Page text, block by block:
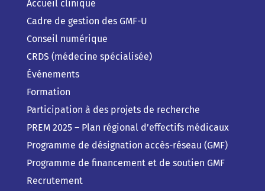
Accueil clinique
Cadre de gestion des GMF-U
Conseil numérique
CRDS (médecine spécialisée)
Événements
Formation
Participation à des projets de recherche
PREM 2025 – Plan régional d’effectifs médicaux
Programme de désignation accès-réseau (GMF)
Programme de financement et de soutien GMF
Recrutement